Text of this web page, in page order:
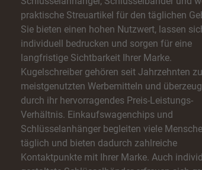
praktische Streuartikel für den täglichen
Sie bieten einen hohen Nutzwert, lassen
individuell bedrucken und sorgen für eine
langfristige Sichtbarkeit Ihrer Marke.
Kugelschreiber gehören seit Jahrzehnten
meistgenutzten Werbemitteln und
durch ihr hervorragendes Preis-Leistungs-
Verhältnis. Einkaufswagenchips und
Schlüsselanhänger begleiten viele
täglich und bieten dadurch zahlreiche
Kontaktpunkte mit Ihrer Marke. Auch
(1)
erfassen Informationen anonym. Diese Informationen
unsere Besucher unsere Website nutzen.
Cookie-Informationen anzeigen
(1)
werden von Drittanbietern oder Publishern verwendet,
Sie tun dies, indem sie Besucher über Websites
Cookie-Informationen anzeigen